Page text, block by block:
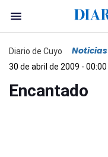
Diario de Cuyo Noticias
30 de abril de 2009 - 00:00
Encantado